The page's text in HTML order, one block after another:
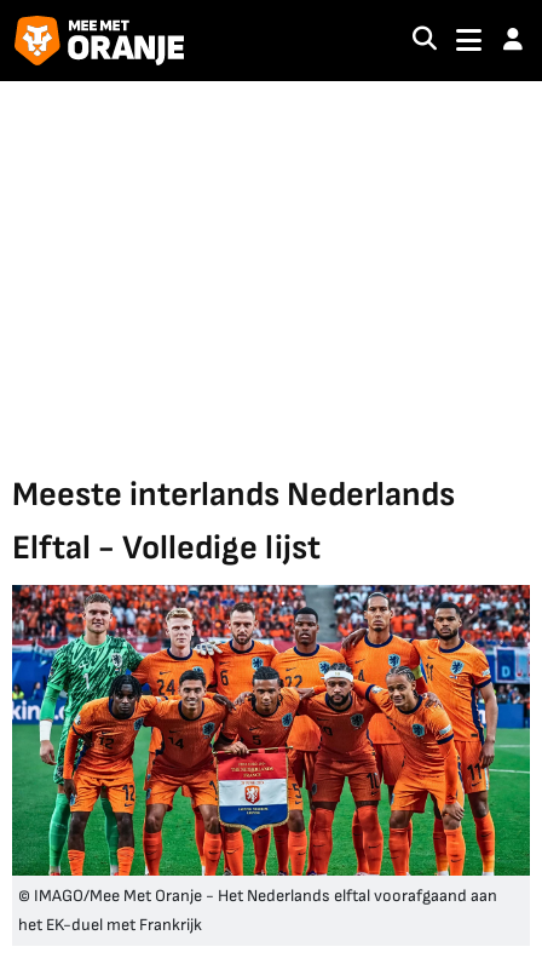
Meeste interlands Nederlands
Elftal - Volledige lijst
© IMAGO/Mee Met Oranje - Het Nederlands elftal voorafgaand aan
het EK-duel met Frankrijk